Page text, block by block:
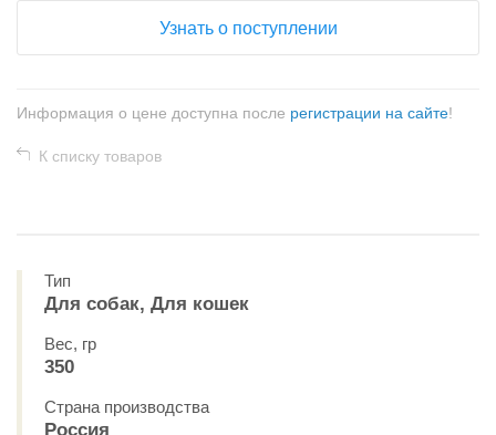
Узнать о поступлении
Информация о цене доступна после регистрации на сайте!
К списку товаров
Тип
Для собак, Для кошек
Вес, гр
350
Страна производства
Россия